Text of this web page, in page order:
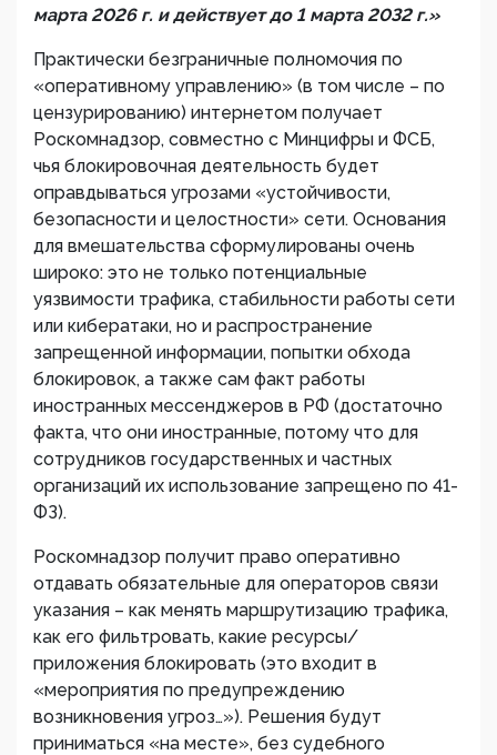
марта 2026 г. и действует до 1 марта 2032 г.»
Практически безграничные полномочия по
«оперативному управлению» (в том числе – по
цензурированию) интернетом получает
Роскомнадзор, совместно с Минцифры и ФСБ,
чья блокировочная деятельность будет
оправдываться угрозами «устойчивости,
безопасности и целостности» сети. Основания
для вмешательства сформулированы очень
широко: это не только потенциальные
уязвимости трафика, стабильности работы сети
или кибератаки, но и распространение
запрещенной информации, попытки обхода
блокировок, а также сам факт работы
иностранных мессенджеров в РФ (достаточно
факта, что они иностранные, потому что для
сотрудников государственных и частных
организаций их использование запрещено по 41-
ФЗ).
Роскомнадзор получит право оперативно
отдавать обязательные для операторов связи
указания – как менять маршрутизацию трафика,
как его фильтровать, какие ресурсы/
приложения блокировать (это входит в
«мероприятия по предупреждению
возникновения угроз…»). Решения будут
приниматься «на месте», без судебного